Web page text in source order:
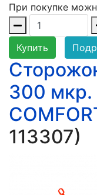
При покупке
Купить
300 мкр.
113307)